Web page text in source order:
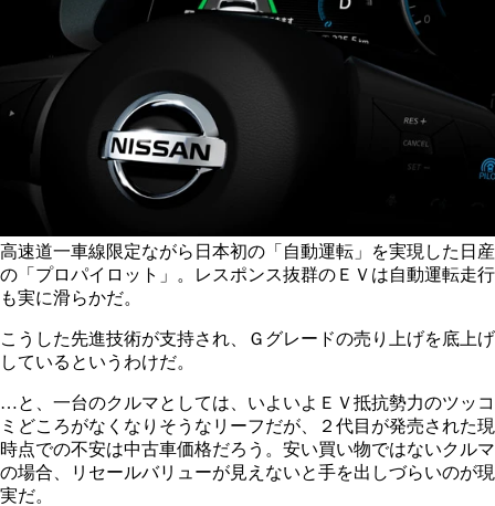
高速道一車線限定ながら日本初の「自動運転」を実現した日産
の「プロパイロット」。レスポンス抜群のＥＶは自動運転走行
も実に滑らかだ。
こうした先進技術が支持され、Ｇグレードの売り上げを底上げ
しているというわけだ。
…と、一台のクルマとしては、いよいよＥＶ抵抗勢力のツッコ
ミどころがなくなりそうなリーフだが、２代目が発売された現
時点での不安は中古車価格だろう。安い買い物ではないクルマ
の場合、リセールバリューが見えないと手を出しづらいのが現
実だ。